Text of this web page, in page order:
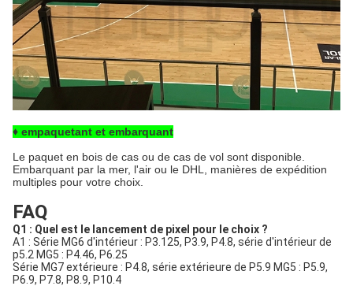
♦ empaquetant et embarquant
Le paquet en bois de cas ou de cas de vol sont disponible.
Embarquant par la mer, l'air ou le DHL, manières de expédition
multiples pour votre choix.
FAQ
Q1 : Quel est le lancement de pixel pour le choix ?
A1 : Série MG6 d'intérieur : P3.125, P3.9, P4.8, série d'intérieur de
p5.2 MG5 : P4.46, P6.25
Série MG7 extérieure : P4.8, série extérieure de P5.9 MG5 : P5.9,
P6.9, P7.8, P8.9, P10.4